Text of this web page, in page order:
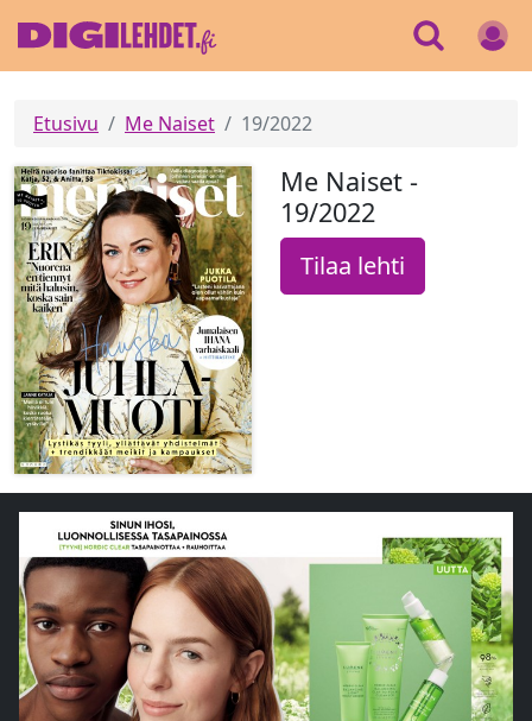
Etusivu Me Naiset 19/2022
Me Naiset -
19/2022
Tilaa lehti